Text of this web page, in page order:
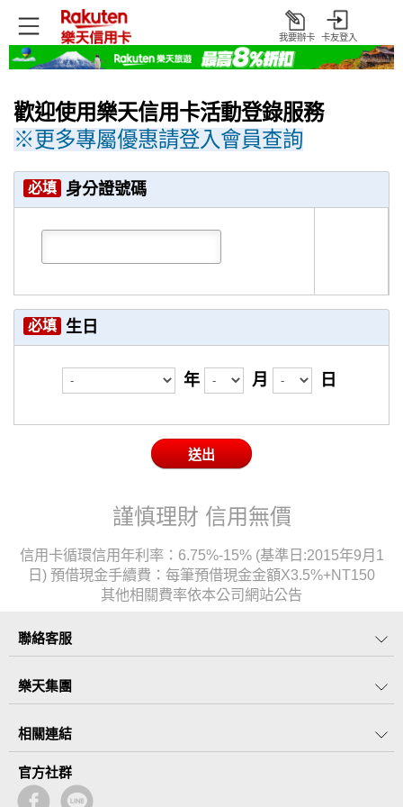
打
開
我要辦卡 卡友登入
歡迎使用樂天信用卡活動登錄服務
※更多專屬優惠請登入會員查詢
必填 身分證號碼
必填 生日
年 月 日
謹慎理財 信用無價
信用卡循環信用年利率：6.75%-15% (基準日:2015年9月1
日) 預借現金手續費：每筆預借現金金額X3.5%+NT150
其他相關費率依本公司網站公告
聯絡客服
樂天集團
相關連結
官方社群